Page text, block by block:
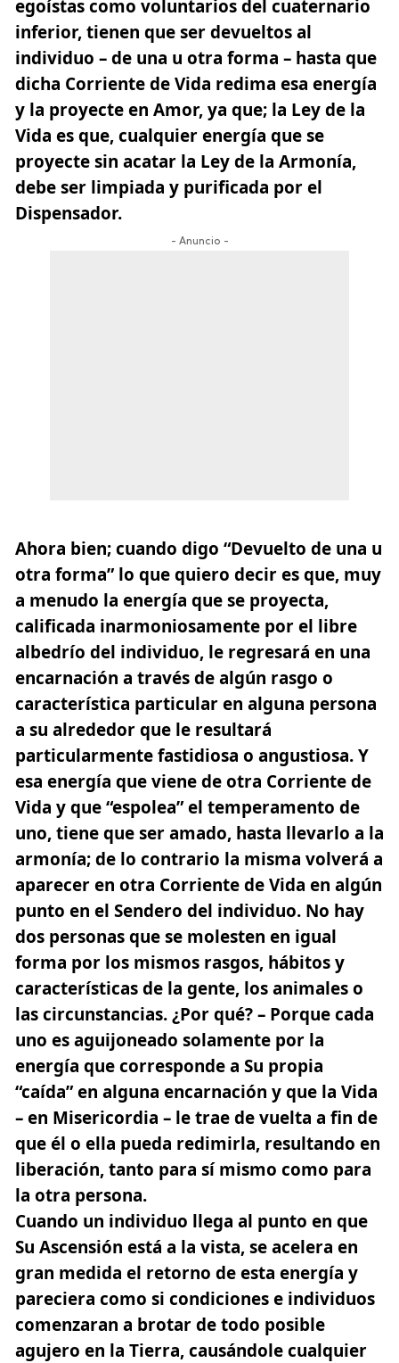
egoístas como voluntarios del cuaternario
inferior, tienen que ser devueltos al
individuo – de una u otra forma – hasta que
dicha Corriente de Vida redima esa energía
y la proyecte en Amor, ya que; la Ley de la
Vida es que, cualquier energía que se
proyecte sin acatar la Ley de la Armonía,
debe ser limpiada y purificada por el
Dispensador.
- Anuncio -
Ahora bien; cuando digo “Devuelto de una u
otra forma” lo que quiero decir es que, muy
a menudo la energía que se proyecta,
calificada inarmoniosamente por el libre
albedrío del individuo, le regresará en una
encarnación a través de algún rasgo o
característica particular en alguna persona
a su alrededor que le resultará
particularmente fastidiosa o angustiosa. Y
esa energía que viene de otra Corriente de
Vida y que “espolea” el temperamento de
uno, tiene que ser amado, hasta llevarlo a la
armonía; de lo contrario la misma volverá a
aparecer en otra Corriente de Vida en algún
punto en el Sendero del individuo. No hay
dos personas que se molesten en igual
forma por los mismos rasgos, hábitos y
características de la gente, los animales o
las circunstancias. ¿Por qué? – Porque cada
uno es aguijoneado solamente por la
energía que corresponde a Su propia
“caída” en alguna encarnación y que la Vida
– en Misericordia – le trae de vuelta a fin de
que él o ella pueda redimirla, resultando en
liberación, tanto para sí mismo como para
la otra persona.
Cuando un individuo llega al punto en que
Su Ascensión está a la vista, se acelera en
gran medida el retorno de esta energía y
pareciera como si condiciones e individuos
comenzaran a brotar de todo posible
agujero en la Tierra, causándole cualquier